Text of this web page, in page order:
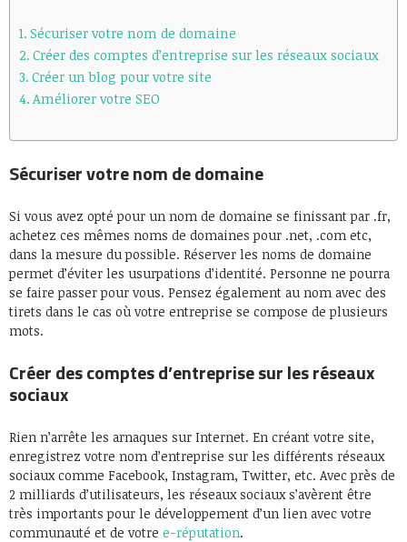
Sécuriser votre nom de domaine
Créer des comptes d’entreprise sur les réseaux sociaux
Créer un blog pour votre site
Améliorer votre SEO
Sécuriser votre nom de domaine
Si vous avez opté pour un nom de domaine se finissant par .fr,
achetez ces mêmes noms de domaines pour .net, .com etc,
dans la mesure du possible. Réserver les noms de domaine
permet d’éviter les usurpations d’identité. Personne ne pourra
se faire passer pour vous. Pensez également au nom avec des
tirets dans le cas où votre entreprise se compose de plusieurs
mots.
Créer des comptes d’entreprise sur les réseaux
sociaux
Rien n’arrête les arnaques sur Internet. En créant votre site,
enregistrez votre nom d’entreprise sur les différents réseaux
sociaux comme Facebook, Instagram, Twitter, etc. Avec près de
2 milliards d’utilisateurs, les réseaux sociaux s’avèrent être
très importants pour le développement d’un lien avec votre
communauté et de votre e-réputation.